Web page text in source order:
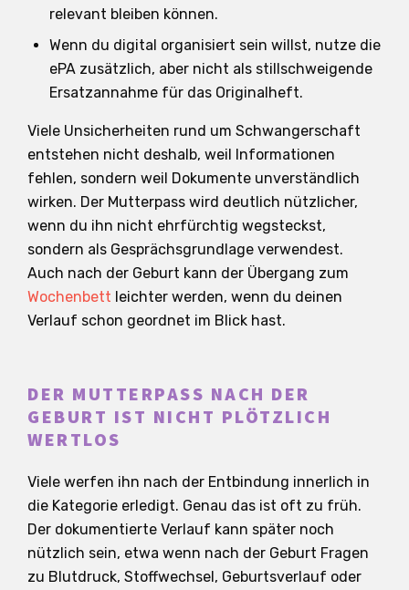
relevant bleiben können.
Wenn du digital organisiert sein willst, nutze die
ePA zusätzlich, aber nicht als stillschweigende
Ersatzannahme für das Originalheft.
Viele Unsicherheiten rund um Schwangerschaft
entstehen nicht deshalb, weil Informationen
fehlen, sondern weil Dokumente unverständlich
wirken. Der Mutterpass wird deutlich nützlicher,
wenn du ihn nicht ehrfürchtig wegsteckst,
sondern als Gesprächsgrundlage verwendest.
Auch nach der Geburt kann der Übergang zum
Wochenbett leichter werden, wenn du deinen
Verlauf schon geordnet im Blick hast.
DER MUTTERPASS NACH DER
GEBURT IST NICHT PLÖTZLICH
WERTLOS
Viele werfen ihn nach der Entbindung innerlich in
die Kategorie erledigt. Genau das ist oft zu früh.
Der dokumentierte Verlauf kann später noch
nützlich sein, etwa wenn nach der Geburt Fragen
zu Blutdruck, Stoffwechsel, Geburtsverlauf oder